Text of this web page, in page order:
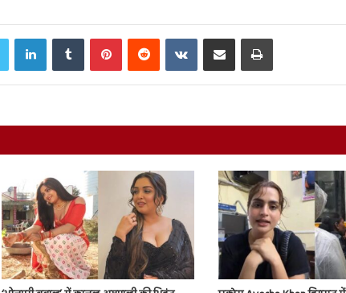
LinkedInTumblr PinterestReddit VKontakteShare via Email Print